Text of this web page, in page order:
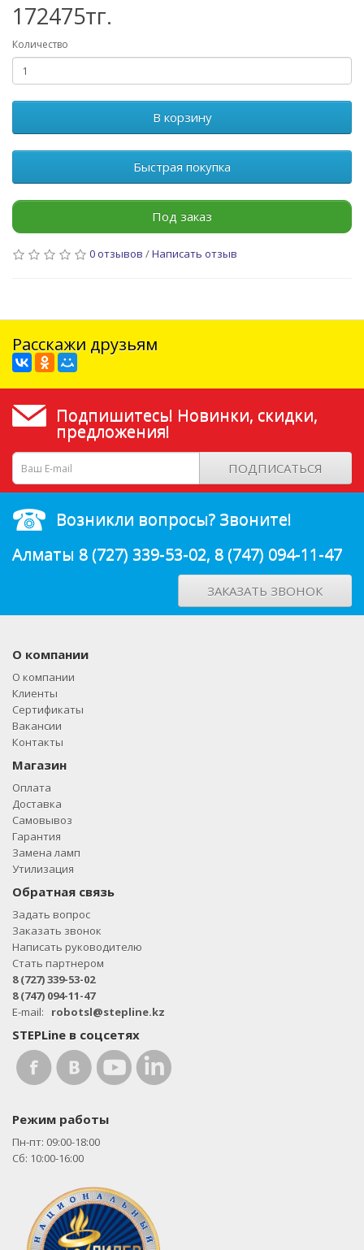
172475тг.
Количество
В корзину
Быстрая покупка
Под заказ
0 отзывов /Написать отзыв
Расскажи друзьям
Подпишитесь! Новинки, скидки,
предложения!
ПОДПИСАТЬСЯ
Возникли вопросы? Звоните!
Алматы 8 (727) 339-53-02, 8 (747) 094-11-47
ЗАКАЗАТЬ ЗВОНОК
О компании
О компании
Клиенты
Сертификаты
Вакансии
Контакты
Магазин
Оплата
Доставка
Самовывоз
Гарантия
Замена ламп
Утилизация
Обратная связь
Задать вопрос
Заказать звонок
Написать руководителю
Стать партнером
8 (727) 339-53-02
8 (747) 094-11-47
E-mail: robotsl@stepline.kz
STEPLine в соцсетях
Режим работы
Пн-пт: 09:00-18:00
Сб: 10:00-16:00